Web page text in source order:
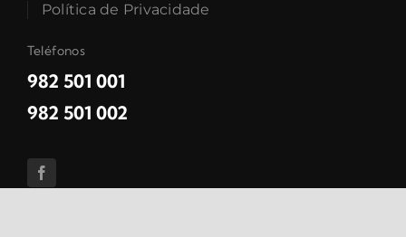
Política de Privacidade
Teléfonos
982 501 001
982 501 002